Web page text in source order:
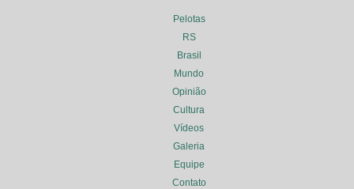
Pelotas
RS
Brasil
Mundo
Opinião
Cultura
Vídeos
Galeria
Equipe
Contato